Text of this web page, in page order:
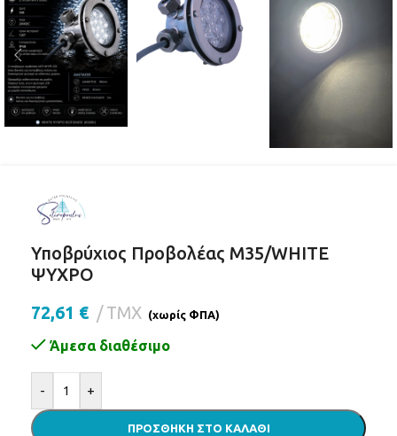
Υποβρύχιος Προβολέας Μ35/WHITE
ΨΥΧΡΟ
72,61 € ΤΜΧ (χωρίς ΦΠΑ)
Άμεσα διαθέσιμο
- +
ΠΡΟΣΘΉΚΗ ΣΤΟ ΚΑΛΆΘΙ